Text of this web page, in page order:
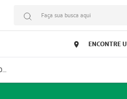
Faça sua busca aqui
ENCONTRE
Prestador Essencial Gestão em Saúde Ereli (51004354-7)